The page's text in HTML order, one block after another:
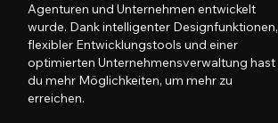
Agenturen und Unternehmen entwickelt
wurde. Dank intelligenter Designfunktionen,
flexibler Entwicklungstools und einer
optimierten Unternehmensverwaltung hast
du mehr Möglichkeiten, um mehr zu
erreichen.